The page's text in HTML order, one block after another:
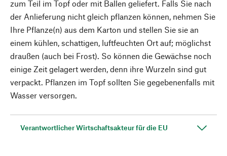
zum Teil im Topf oder mit Ballen geliefert. Falls Sie nach
der Anlieferung nicht gleich pflanzen können, nehmen Sie
Ihre Pflanze(n) aus dem Karton und stellen Sie sie an
einem kühlen, schattigen, luftfeuchten Ort auf; möglichst
draußen (auch bei Frost). So können die Gewächse noch
einige Zeit gelagert werden, denn ihre Wurzeln sind gut
verpackt. Pflanzen im Topf sollten Sie gegebenenfalls mit
Wasser versorgen.
Verantwortlicher Wirtschaftsakteur für die EU